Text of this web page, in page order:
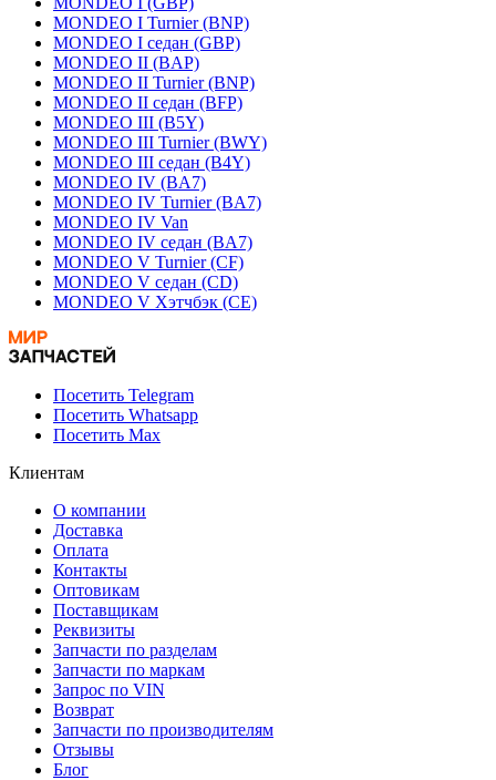
MONDEO I Turnier (BNP)
MONDEO I седан (GBP)
MONDEO II (BAP)
MONDEO II Turnier (BNP)
MONDEO II седан (BFP)
MONDEO III (B5Y)
MONDEO III Turnier (BWY)
MONDEO III седан (B4Y)
MONDEO IV (BA7)
MONDEO IV Turnier (BA7)
MONDEO IV Van
MONDEO IV седан (BA7)
MONDEO V Turnier (CF)
MONDEO V седан (CD)
MONDEO V Хэтчбэк (CE)
Посетить Telegram
Посетить Whatsapp
Посетить Max
Клиентам
О компании
Доставка
Оплата
Контакты
Оптовикам
Поставщикам
Реквизиты
Запчасти по разделам
Запчасти по маркам
Запрос по VIN
Возврат
Запчасти по производителям
Отзывы
Блог